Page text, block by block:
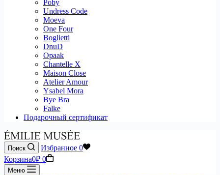
Poby
Undress Code
Moeva
One Four
Boglietti
DnuD
Opaak
Chantelle X
Maison Close
Atelier Amour
Ysabel Mora
Bye Bra
Falke
Подарочный сертификат
Поиск Избранное 0
Корзина0₽ 0
Меню